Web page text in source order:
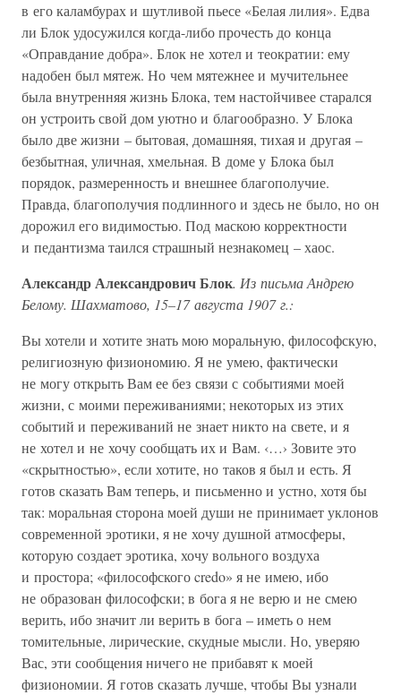
в его каламбурах и шутливой пьесе «Белая лилия». Едва
ли Блок удосужился когда-либо прочесть до конца
«Оправдание добра». Блок не хотел и теократии: ему
надобен был мятеж. Но чем мятежнее и мучительнее
была внутренняя жизнь Блока, тем настойчивее старался
он устроить свой дом уютно и благообразно. У Блока
было две жизни – бытовая, домашняя, тихая и другая –
безбытная, уличная, хмельная. В доме у Блока был
порядок, размеренность и внешнее благополучие.
Правда, благополучия подлинного и здесь не было, но он
дорожил его видимостью. Под маскою корректности
и педантизма таился страшный незнакомец – хаос.
Александр Александрович Блок. Из письма Андрею
Белому. Шахматово, 15–17 августа 1907 г.:
Вы хотели и хотите знать мою моральную, философскую,
религиозную физиономию. Я не умею, фактически
не могу открыть Вам ее без связи с событиями моей
жизни, с моими переживаниями; некоторых из этих
событий и переживаний не знает никто на свете, и я
не хотел и не хочу сообщать их и Вам. ‹…› Зовите это
«скрытностью», если хотите, но таков я был и есть. Я
готов сказать Вам теперь, и письменно и устно, хотя бы
так: моральная сторона моей души не принимает уклонов
современной эротики, я не хочу душной атмосферы,
которую создает эротика, хочу вольного воздуха
и простора; «философского credo» я не имею, ибо
не образован философски; в бога я не верю и не смею
верить, ибо значит ли верить в бога – иметь о нем
томительные, лирические, скудные мысли. Но, уверяю
Вас, эти сообщения ничего не прибавят к моей
физиономии. Я готов сказать лучше, чтобы Вы узнали